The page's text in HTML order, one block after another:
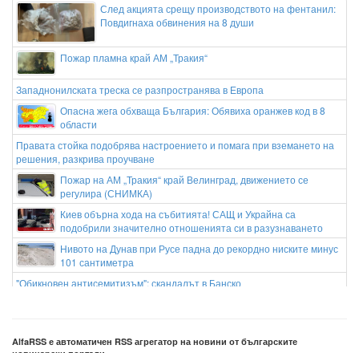
След акцията срещу производството на фентанил:
Повдигнаха обвинения на 8 души
Пожар пламна край АМ „Тракия“
Западнонилската треска се разпространява в Европа
Опасна жега обхваща България: Обявиха оранжев код в 8
области
Правата стойка подобрява настроението и помага при вземането на
решения, разкрива проучване
Пожар на АМ „Тракия“ край Велинград, движението се
регулира (СНИМКА)
Киев обърна хода на събитията! САЩ и Украйна са
подобрили значително отношенията си в разузнаването
Нивото на Дунав при Русе падна до рекордно ниските минус
101 сантиметра
"Обикновен антисемитизъм": скандалът в Банско
AlfaRSS е автоматичен RSS агрегатор на новини от българските